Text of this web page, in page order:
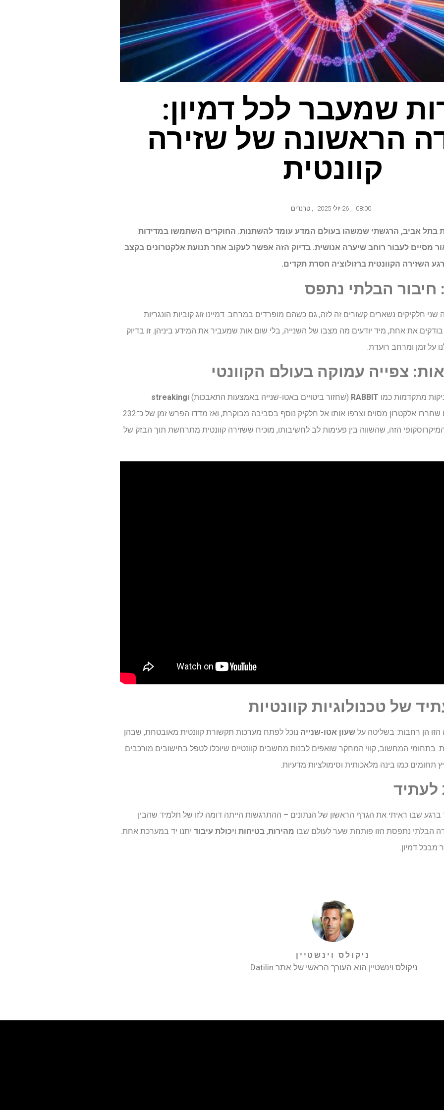
שמעבר לכל דמיון:
הראשונה של שזירה
קוונטית
08:00
,
, טרנדים
בתל אביב, הרגשתי שמשהו בעולם המדע עומד להשתנות. החוקרים השתמשו במדידות
מסיים לעבור רוחב שיערה אנושית. בדיוק הזה אפשר לעקוב אחר תנועת אלקטרונים בקצב
השזירה הקוונטית ברזולוציה חסרת תקדים.
: חיבור הבלתי נתפס
חלקיקים נשארים קשורים זה לזה, גם כשהם מופרדים במרחב. דמיינו זוג קוביות הונגריות
את אחת, מיד יודעים מה מצבו של השנייה, בלי שום אות שמעביר את המידע ביניהן. זו בדיוק
על זמן ומרחב רועדת.
: צפייה עמוקה בעולם הקוונטי
מתקדמות כמו RABBIT (שחזור ביטויים באטו-שנייה באמצעות התאבכות) וstreaking
באטו-שנייה. בתהליך זה, חוקרים שחררו אלקטרון מסוים וצרפו אותו אל חלקיק נוסף בסביבה מבוקרת, ואז מדדו הפרש זמן של כ־232
הזה, שהשווה בין פעימות לב לחשיבותו, מוכיח ששזירה קוונטית מתרחשת תוך הבזק של
של טכנולוגיות קוונטיות
הן רחבות: בשליטה על שעון אטו-שנייה נוכל לפתח מערכות תקשורת קוונטית מאובטחת, שבהן
בתחומי המחשוב, קווי המחקר שואפים לבנות מחשבים קוונטיים שיוכלו לטפל בחישובים מורכבים
תחומים כמו בינה מלאכותית וסימולציות מדעיות.
לעתיד
ברגע שבו ראיתי את הגרף הראשון של הנתונים – ההתרגשות הייתה דומה לזו של תלמיד שהבין
הבלתי נתפסת הזו פותחת שער לעולם שבו מהירות, בטיחות ויכולת עיבוד יתנו יד במערכת אחת.
מבכל דמיון.
ניקולס וינשטיין
ניקולס וינשטיין הוא העורך הראשי של אתר Datilin.